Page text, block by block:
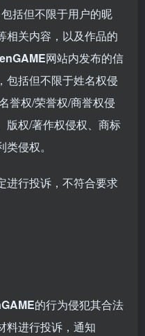
括但不限于用户的昵
相关内容，以及作品的
网站内发布的信
包括但不限于姓名权侵
誉权/荣誉权/商誉权侵
版权/著作权侵权、商标
侵权。
进行投诉，不符合要求
的行为侵犯其合法
料进行投诉，通知